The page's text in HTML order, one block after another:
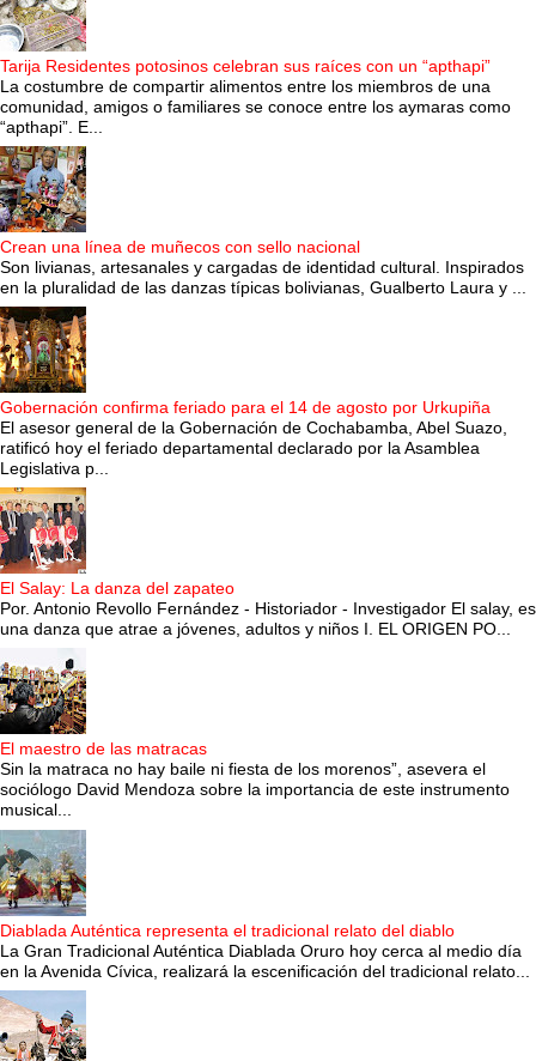
Tarija Residentes potosinos celebran sus raíces con un “apthapi”
La costumbre de compartir alimentos entre los miembros de una
comunidad, amigos o familiares se conoce entre los aymaras como
“apthapi”. E...
Crean una línea de muñecos con sello nacional
Son livianas, artesanales y cargadas de identidad cultural. Inspirados
en la pluralidad de las danzas típicas bolivianas, Gualberto Laura y ...
Gobernación confirma feriado para el 14 de agosto por Urkupiña
El asesor general de la Gobernación de Cochabamba, Abel Suazo,
ratificó hoy el feriado departamental declarado por la Asamblea
Legislativa p...
El Salay: La danza del zapateo
Por. Antonio Revollo Fernández - Historiador - Investigador El salay, es
una danza que atrae a jóvenes, adultos y niños I. EL ORIGEN PO...
El maestro de las matracas
Sin la matraca no hay baile ni fiesta de los morenos”, asevera el
sociólogo David Mendoza sobre la importancia de este instrumento
musical...
Diablada Auténtica representa el tradicional relato del diablo
La Gran Tradicional Auténtica Diablada Oruro hoy cerca al medio día
en la Avenida Cívica, realizará la escenificación del tradicional relato...